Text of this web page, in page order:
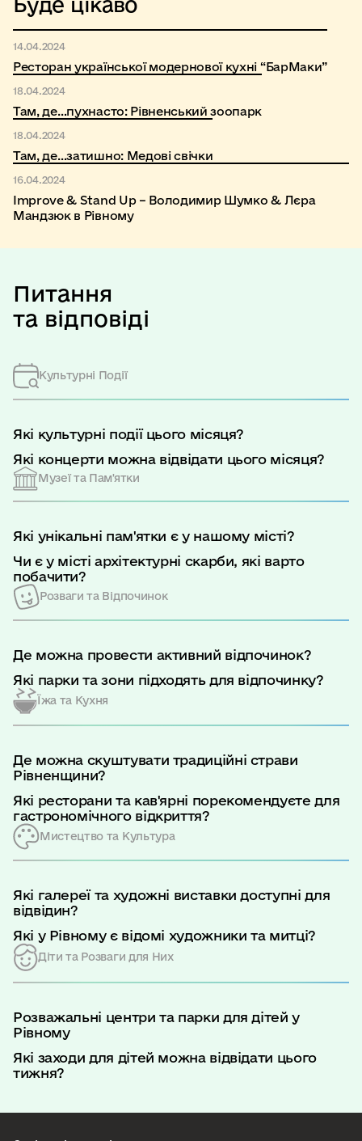
14.04.2024
Ресторан української модернової кухні “БарМаки”
18.04.2024
Там, де…пухнасто: Рівненський зоопарк
18.04.2024
Там, де…затишно: Медові свічки
16.04.2024
Improve & Stand Up – Володимир Шумко & Лєра
Мандзюк в Рівному
Питання
та відповіді
Культурні Події
Які культурні події цього місяця?
Які концерти можна відвідати цього місяця?
Музеї та Пам'ятки
Які унікальні пам'ятки є у нашому місті?
Чи є у місті архітектурні скарби, які варто
побачити?
Розваги та Відпочинок
Де можна провести активний відпочинок?
Які парки та зони підходять для відпочинку?
Їжа та Кухня
Де можна скуштувати традиційні страви
Рівненщини?
Які ресторани та кав'ярні порекомендуєте для
гастрономічного відкриття?
Мистецтво та Культура
Які галереї та художні виставки доступні для
відвідин?
Які у Рівному є відомі художники та митці?
Діти та Розваги для Них
Розважальні центри та парки для дітей у
Рівному
Які заходи для дітей можна відвідати цього
тижня?